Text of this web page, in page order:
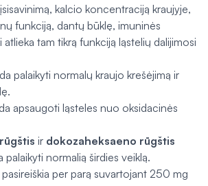
kalcio koncentraciją kraujyje,
funkciją, dantų būklę, imuninės
atlieka tam tikrą funkciją ląstelių dalijimosi
palaikyti normalų kraujo krešėjimą ir
apsaugoti ląsteles nuo oksidacinės
ir dokozaheksaeno rūgštis
palaikyti normalią širdies veiklą.
per parą suvartojant 250 mg